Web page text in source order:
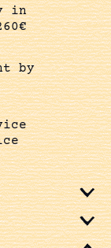
in
by